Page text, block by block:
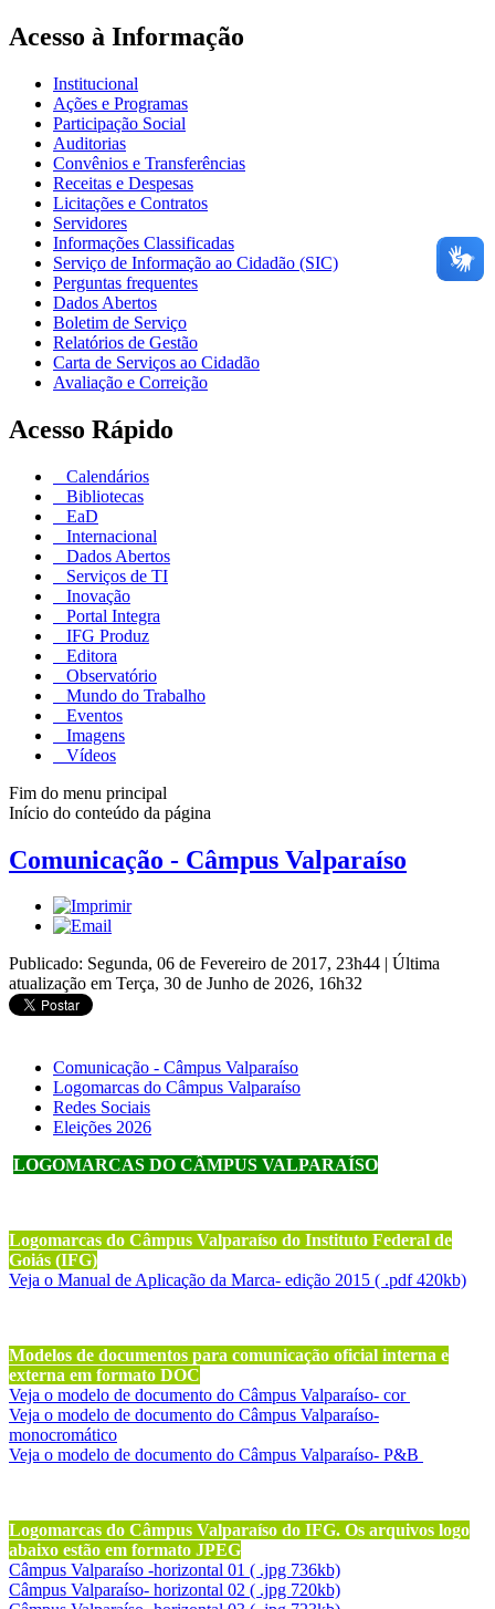
Acesso à Informação
Institucional
Ações e Programas
Participação Social
Auditorias
Convênios e Transferências
Receitas e Despesas
Licitações e Contratos
Servidores
Informações Classificadas
Serviço de Informação ao Cidadão (SIC)
Perguntas frequentes
Dados Abertos
Boletim de Serviço
Relatórios de Gestão
Carta de Serviços ao Cidadão
Avaliação e Correição
Acesso Rápido
Calendários
Bibliotecas
EaD
Internacional
Dados Abertos
Serviços de TI
Inovação
Portal Integra
IFG Produz
Editora
Observatório
Mundo do Trabalho
Eventos
Imagens
Vídeos
Fim do menu principal
Início do conteúdo da página
Comunicação - Câmpus Valparaíso
Publicado: Segunda, 06 de Fevereiro de 2017, 23h44 | Última
atualização em Terça, 30 de Junho de 2026, 16h32
Comunicação - Câmpus Valparaíso
Logomarcas do Câmpus Valparaíso
Redes Sociais
Eleições 2026
LOGOMARCAS DO CÂMPUS VALPARAÍSO
Logomarcas do Câmpus Valparaíso do Instituto Federal de
Goiás (IFG)
Veja o Manual de Aplicação da Marca- edição 2015 ( .pdf 420kb)
Modelos de documentos para comunicação oficial interna e
externa em formato DOC
Veja o modelo de documento do Câmpus Valparaíso- cor
Veja o modelo de documento do Câmpus Valparaíso-
monocromático
Veja o modelo de documento do Câmpus Valparaíso- P&B
Logomarcas do Câmpus Valparaíso do IFG. Os arquivos logo
abaixo estão em formato JPEG
Câmpus Valparaíso -horizontal 01 ( .jpg 736kb)
Câmpus Valparaíso- horizontal 02 ( .jpg 720kb)